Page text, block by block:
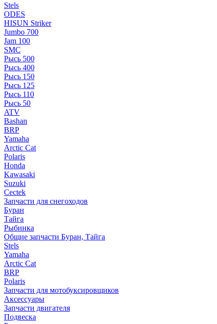
Stels
ОDЕS
HISUN Striker
Jumbo 700
Jam 100
SMC
Рысь 500
Рысь 400
Рысь 150
Рысь 125
Рысь 110
Рысь 50
ATV
Bashan
BRP
Yamaha
Arctic Cat
Polaris
Honda
Kawasaki
Suzuki
Cectek
Запчасти для снегоходов
Буран
Тайга
Рыбинка
Общие запчасти Буран, Тайга
Stels
Yamaha
Arctic Cat
BRP
Polaris
Запчасти для мотобуксировщиков
Аксессуары
Запчасти двигателя
Подвеска